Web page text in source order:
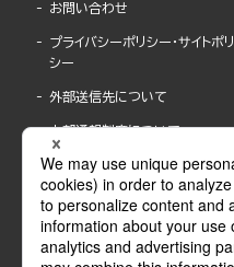
お問い合わせ
プライバシーポリシー・サイトポリ
シー
外部送信先について
内部通報制度について